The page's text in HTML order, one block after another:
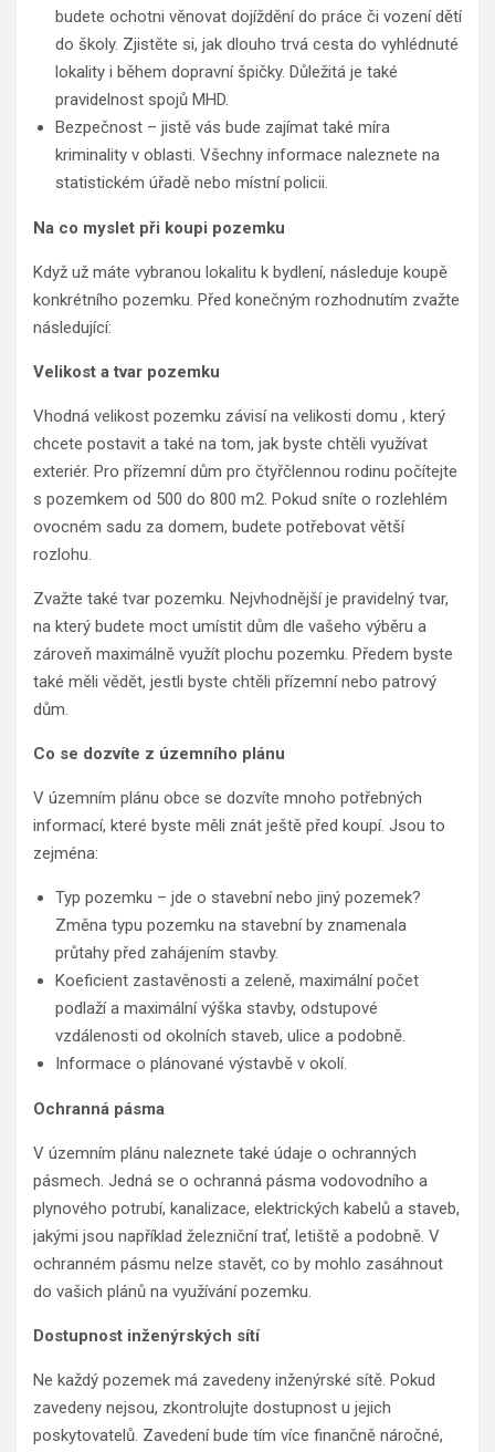
budete ochotni věnovat dojíždění do práce či vození dětí
do školy. Zjistěte si, jak dlouho trvá cesta do vyhlédnuté
lokality i během dopravní špičky. Důležitá je také
pravidelnost spojů MHD.
Bezpečnost – jistě vás bude zajímat také míra
kriminality v oblasti. Všechny informace naleznete na
statistickém úřadě nebo místní policii.
Na co myslet při koupi pozemku
Když už máte vybranou lokalitu k bydlení, následuje koupě
konkrétního pozemku. Před konečným rozhodnutím zvažte
následující:
Velikost a tvar pozemku
Vhodná velikost pozemku závisí na velikosti domu , který
chcete postavit a také na tom, jak byste chtěli využívat
exteriér. Pro přízemní dům pro čtyřčlennou rodinu počítejte
s pozemkem od 500 do 800 m2. Pokud sníte o rozlehlém
ovocném sadu za domem, budete potřebovat větší
rozlohu.
Zvažte také tvar pozemku. Nejvhodnější je pravidelný tvar,
na který budete moct umístit dům dle vašeho výběru a
zároveň maximálně využít plochu pozemku. Předem byste
také měli vědět, jestli byste chtěli přízemní nebo patrový
dům.
Co se dozvíte z územního plánu
V územním plánu obce se dozvíte mnoho potřebných
informací, které byste měli znát ještě před koupí. Jsou to
zejména:
Typ pozemku – jde o stavební nebo jiný pozemek?
Změna typu pozemku na stavební by znamenala
průtahy před zahájením stavby.
Koeficient zastavěnosti a zeleně, maximální počet
podlaží a maximální výška stavby, odstupové
vzdálenosti od okolních staveb, ulice a podobně.
Informace o plánované výstavbě v okolí.
Ochranná pásma
V územním plánu naleznete také údaje o ochranných
pásmech. Jedná se o ochranná pásma vodovodního a
plynového potrubí, kanalizace, elektrických kabelů a staveb,
jakými jsou například železniční trať, letiště a podobně. V
ochranném pásmu nelze stavět, co by mohlo zasáhnout
do vašich plánů na využívání pozemku.
Dostupnost inženýrských sítí
Ne každý pozemek má zavedeny inženýrské sítě. Pokud
zavedeny nejsou, zkontrolujte dostupnost u jejich
poskytovatelů. Zavedení bude tím více finančně náročné,